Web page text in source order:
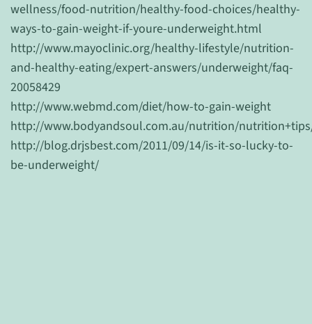
wellness/food-nutrition/healthy-food-choices/healthy-
ways-to-gain-weight-if-youre-underweight.html
http://www.mayoclinic.org/healthy-lifestyle/nutrition-
and-healthy-eating/expert-answers/underweight/faq-
20058429
http://www.webmd.com/diet/how-to-gain-weight
http://www.bodyandsoul.com.au/nutrition/
http://blog.drjsbest.com/2011/09/14/is-it-so-lucky-to-
be-underweight/